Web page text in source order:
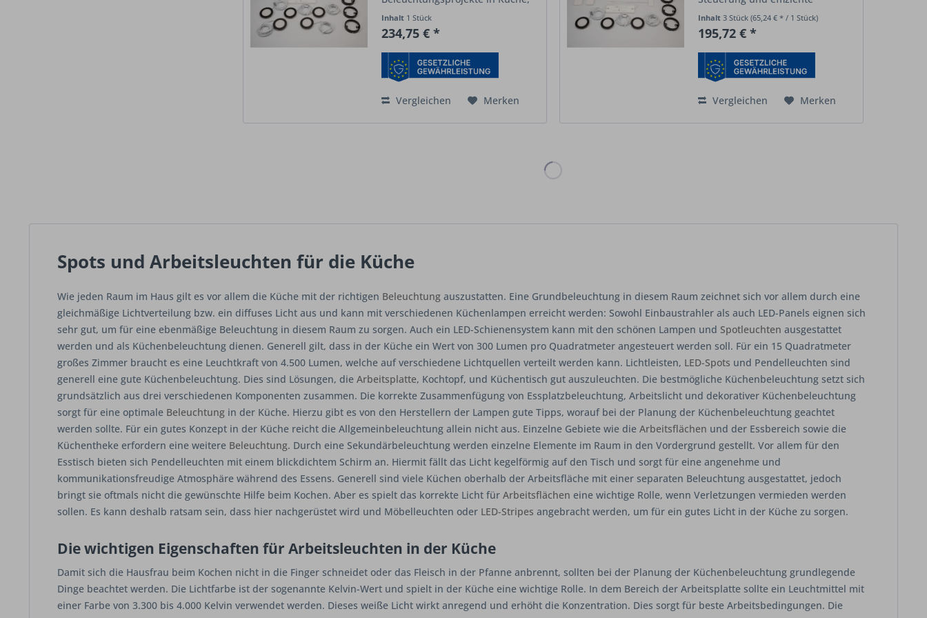
Flächen. Mit 5
es für eine gleichmäßige, helle
Inhalt 1 Stück
234,75 € *
Vergleichen Merken
Spot sind sie extrem sparsam
und liefern dank COB-
blendfreies Licht ohne...
Inhalt3 Stück(65,24 € * / 1 Stück)
195,72 € *
Vergleichen Merken
Spots und Arbeitsleuchten für die Küche
Wie jeden Raum im Haus gilt es vor allem die Küche mit der richtigen Beleuchtung auszustatten. Eine Grundbeleuchtung in diesem Raum zeichnet sich vor allem durch eine
gleichmäßige Lichtverteilung bzw. ein diffuses Licht aus und kann mit verschiedenen Küchenlampen erreicht werden: Sowohl Einbaustrahler als auch LED-Panels eignen sich
sehr gut, um für eine ebenmäßige Beleuchtung in diesem Raum zu sorgen. Auch ein LED-Schienensystem kann mit den schönen Lampen und Spotleuchten ausgestattet
werden und als Küchenbeleuchtung dienen. Generell gilt, dass in der Küche ein Wert von 300 Lumen pro Quadratmeter angesteuert werden soll. Für ein 15 Quadratmeter
großes Zimmer braucht es eine Leuchtkraft von 4.500 Lumen, welche auf verschiedene Lichtquellen verteilt werden kann. Lichtleisten, LED-Spots und Pendelleuchten sind
generell eine gute Küchenbeleuchtung. Dies sind Lösungen, die Arbeitsplatte, Kochtopf, und Küchentisch gut auszuleuchten. Die bestmögliche Küchenbeleuchtung setzt sich
grundsätzlich aus drei verschiedenen Komponenten zusammen. Die korrekte Zusammenfügung von Essplatzbeleuchtung, Arbeitslicht und dekorativer Küchenbeleuchtung
sorgt für eine optimale Beleuchtung in der Küche. Hierzu gibt es von den Herstellern der Lampen gute Tipps, worauf bei der Planung der Küchenbeleuchtung geachtet
werden sollte. Für ein gutes Konzept in der Küche reicht die Allgemeinbeleuchtung allein nicht aus. Einzelne Gebiete wie die Arbeitsflächen und der Essbereich sowie die
Küchentheke erfordern eine weitere Beleuchtung. Durch eine Sekundärbeleuchtung werden einzelne Elemente im Raum in den Vordergrund gestellt. Vor allem für den
Esstisch bieten sich Pendelleuchten mit einem blickdichtem Schirm an. Hiermit fällt das Licht kegelförmig auf den Tisch und sorgt für eine angenehme und
kommunikationsfreudige Atmosphäre während des Essens. Generell sind viele Küchen oberhalb der Arbeitsfläche mit einer separaten Beleuchtung ausgestattet, jedoch
bringt sie oftmals nicht die gewünschte Hilfe beim Kochen. Aber es spielt das korrekte Licht für Arbeitsflächen eine wichtige Rolle, wenn Verletzungen vermieden werden
sollen. Es kann deshalb ratsam sein, dass hier nachgerüstet wird und Möbelleuchten oder LED-Stripes angebracht werden, um für ein gutes Licht in der Küche zu sorgen.
Die wichtigen Eigenschaften für Arbeitsleuchten in der Küche
Damit sich die Hausfrau beim Kochen nicht in die Finger schneidet oder das Fleisch in der Pfanne anbrennt, sollten bei der Planung der Küchenbeleuchtung grundlegende
Dinge beachtet werden. Die Lichtfarbe ist der sogenannte Kelvin-Wert und spielt in der Küche eine wichtige Rolle. In dem Bereich der Arbeitsplatte sollte ein Leuchtmittel mit
einer Farbe von 3.300 bis 4.000 Kelvin verwendet werden. Dieses weiße Licht wirkt anregend und erhöht die Konzentration. Dies sorgt für beste Arbeitsbedingungen. Die